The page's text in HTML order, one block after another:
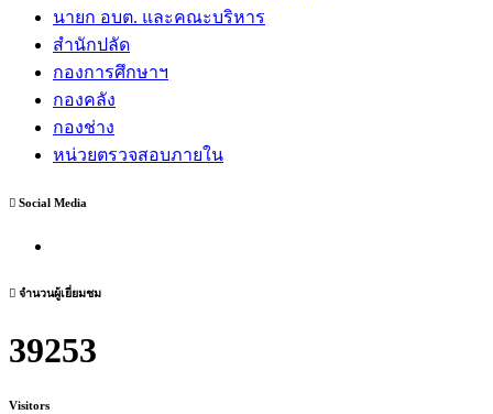
นายก อบต. และคณะบริหาร
สำนักปลัด
กองการศึกษาฯ
กองคลัง
กองช่าง
หน่วยตรวจสอบภายใน
Social Media
จำนวนผู้เยี่ยมชม
39253
Visitors